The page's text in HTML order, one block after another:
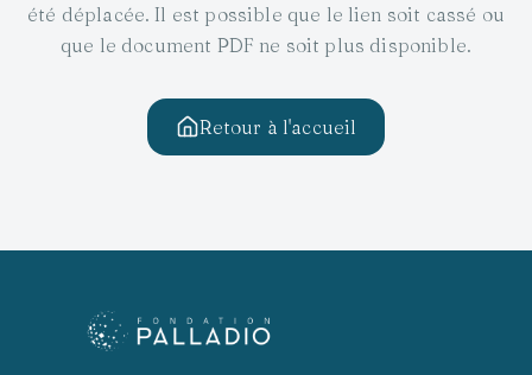
été déplacée. Il est possible que le lien soit cassé ou
que le document PDF ne soit plus disponible.
Retour à l'accueil